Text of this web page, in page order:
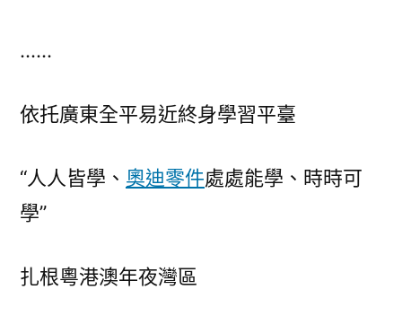
……
依托廣東全平易近終身學習平臺
“人人皆學、 奧迪零件處處能學、時時可
學”
扎根粵港澳年夜灣區